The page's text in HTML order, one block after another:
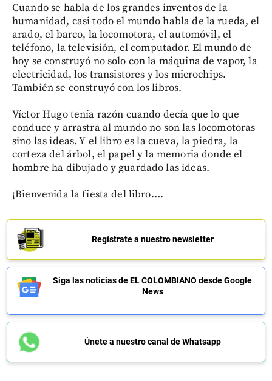
Cuando se habla de los grandes inventos de la
humanidad, casi todo el mundo habla de la rueda, el
arado, el barco, la locomotora, el automóvil, el
teléfono, la televisión, el computador. El mundo de
hoy se construyó no solo con la máquina de vapor, la
electricidad, los transistores y los microchips.
También se construyó con los libros.
Víctor Hugo tenía razón cuando decía que lo que
conduce y arrastra al mundo no son las locomotoras
sino las ideas. Y el libro es la cueva, la piedra, la
corteza del árbol, el papel y la memoria donde el
hombre ha dibujado y guardado las ideas.
¡Bienvenida la fiesta del libro….
Regístrate a nuestro newsletter
Siga las noticias de EL COLOMBIANO desde Google
News
Únete a nuestro canal de Whatsapp